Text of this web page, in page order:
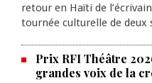
retour en Haïti de
tournée culturelle de deux
Prix RFI Théâtre
grandes voix de la